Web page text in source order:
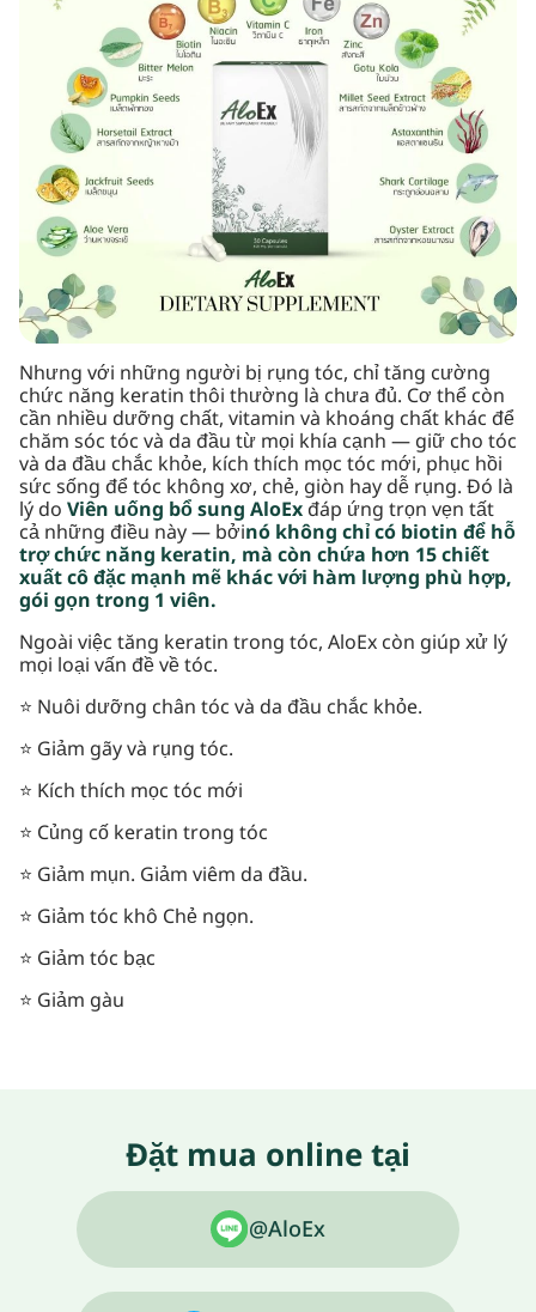
Nhưng với những người bị rụng tóc, chỉ tăng cường
chức năng keratin thôi thường là chưa đủ. Cơ thể còn
cần nhiều dưỡng chất, vitamin và khoáng chất khác để
chăm sóc tóc và da đầu từ mọi khía cạnh — giữ cho tóc
và da đầu chắc khỏe, kích thích mọc tóc mới, phục hồi
sức sống để tóc không xơ, chẻ, giòn hay dễ rụng. Đó là
lý do Viên uống bổ sung AloEx đáp ứng trọn vẹn tất
cả những điều này — bởinó không chỉ có biotin để hỗ
trợ chức năng keratin, mà còn chứa hơn 15 chiết
xuất cô đặc mạnh mẽ khác với hàm lượng phù hợp,
gói gọn trong 1 viên.
Ngoài việc tăng keratin trong tóc, AloEx còn giúp xử lý
mọi loại vấn đề về tóc.
⭐ Nuôi dưỡng chân tóc và da đầu chắc khỏe.
⭐ Giảm gãy và rụng tóc.
⭐ Kích thích mọc tóc mới
⭐ Củng cố keratin trong tóc
⭐ Giảm mụn. Giảm viêm da đầu.
⭐ Giảm tóc khô Chẻ ngọn.
⭐ Giảm tóc bạc
⭐ Giảm gàu
Đặt mua online tại
@AloEx